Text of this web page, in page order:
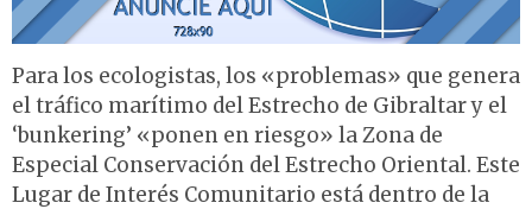
Para los ecologistas, los «problemas» que genera
el tráfico marítimo del Estrecho de Gibraltar y el
‘bunkering’ «ponen en riesgo» la Zona de
Especial Conservación del Estrecho Oriental. Este
Lugar de Interés Comunitario está dentro de la